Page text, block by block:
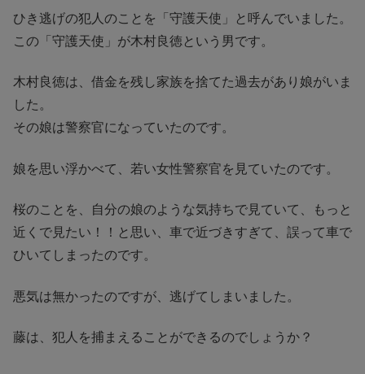
ひき逃げの犯人のことを「守護天使」と呼んでいました。
この「守護天使」が木村良徳という男です。
木村良徳は、借金を残し家族を捨てた過去があり娘がいま
した。
その娘は警察官になっていたのです。
娘を思い浮かべて、若い女性警察官を見ていたのです。
桜のことを、自分の娘のような気持ちで見ていて、もっと
近くで見たい！！と思い、車で近づきすぎて、誤って車で
ひいてしまったのです。
悪気は無かったのですが、逃げてしまいました。
藤は、犯人を捕まえることができるのでしょうか？